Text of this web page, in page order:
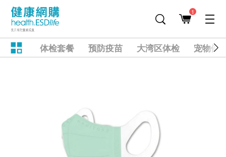
1
体检套餐 预防疫苗 大湾区体检 宠物健